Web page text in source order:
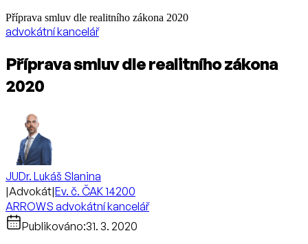
Příprava smluv dle realitního zákona 2020
advokátní kancelář
Příprava smluv dle realitního zákona
2020
JUDr. Lukáš Slanina
|Advokát|Ev. č. ČAK 14200
ARROWS advokátní kancelář
Publikováno:31. 3. 2020